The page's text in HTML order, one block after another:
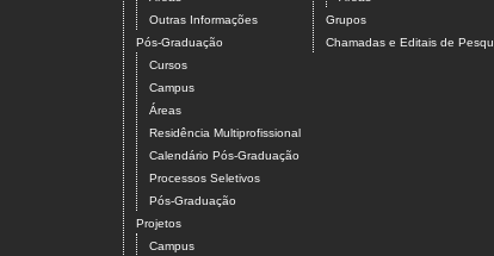
Outras Informações
Pós-Graduação
Cursos
Campus
Áreas
Residência Multiprofissional
Calendário Pós-Graduação
Processos Seletivos
Pós-Graduação
Projetos
Campus
Grupos
Chamadas e Editais de